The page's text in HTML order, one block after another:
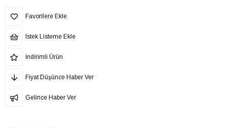
Favorilere Ekle
İstek Listeme Ekle
İndirimli Ürün
Fiyat Düşünce Haber Ver
Gelince Haber Ver